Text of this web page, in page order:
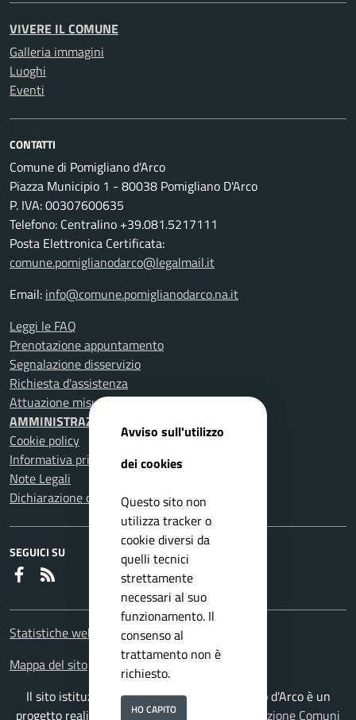
VIVERE IL COMUNE
Galleria immagini
Luoghi
Eventi
CONTATTI
Comune di Pomigliano d'Arco
Piazza Municipio 1 - 80038 Pomigliano D'Arco
P. IVA: 00307600635
Telefono: Centralino +39.081.5217111
Posta Elettronica Certificata:
comune.pomiglianodarco@legalmail.it
Email: info@comune.pomiglianodarco.na.it
Leggi le FAQ
Prenotazione appuntamento
Segnalazione disservizio
Richiesta d'assistenza
Attuazione misure PNRR
AMMINISTRAZIONE TRASPARENTE
Cookie policy
Informativa privacy
Note Legali
Dichiarazione di accessibilità
SEGUICI SU
Faceboook
Statistiche web
Mappa del sito
Il sito istituzionale del Comune di Pomigliano d'Arco è un
progetto realizzato daISWEB S.p.A. Soluzione Comuni
Avviso sull'utilizzo
dei cookies
Questo sito non
utilizza tracker o
cookie diversi da
quelli tecnici
strettamente
necessari al suo
funzionamento. Il
consenso al
trattamento non è
richiesto.
HO CAPITO